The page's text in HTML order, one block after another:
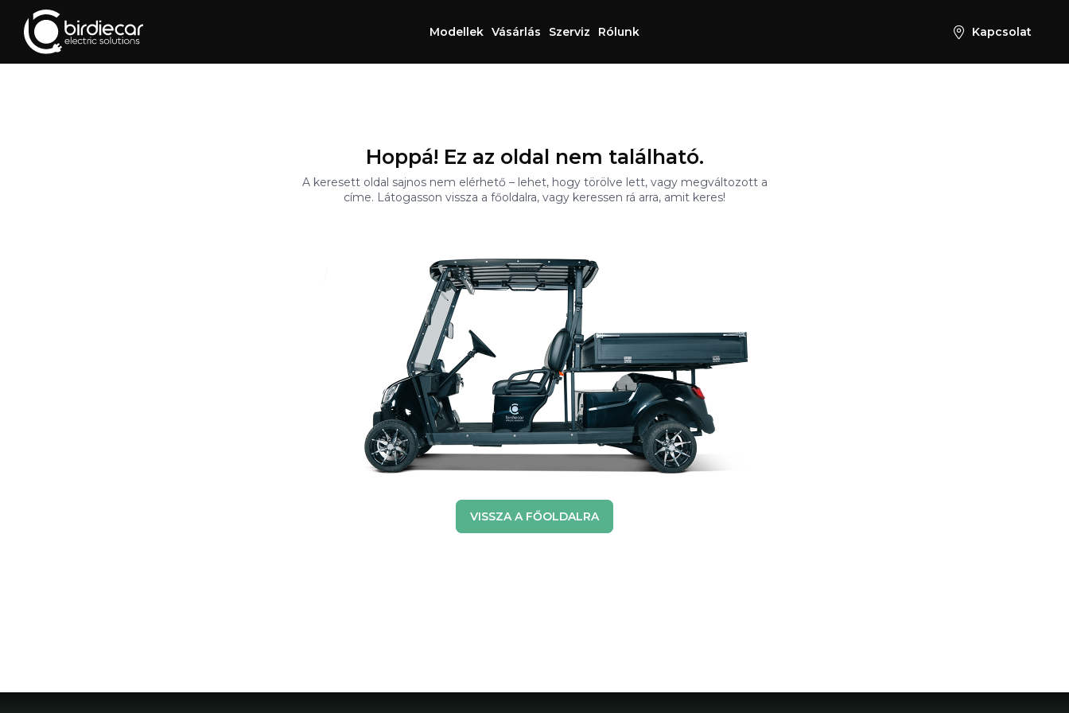
Modellek Vásárlás Szerviz Rólunk Kapcsolat
Hoppá! Ez az oldal nem található.
A keresett oldal sajnos nem elérhető – lehet, hogy törölve lett, vagy megváltozott a
címe. Látogasson vissza a főoldalra, vagy keressen rá arra, amit keres!
VISSZA A FŐOLDALRA